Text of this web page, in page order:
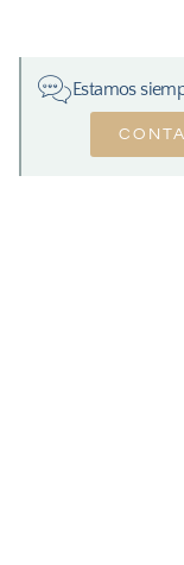
Estamos